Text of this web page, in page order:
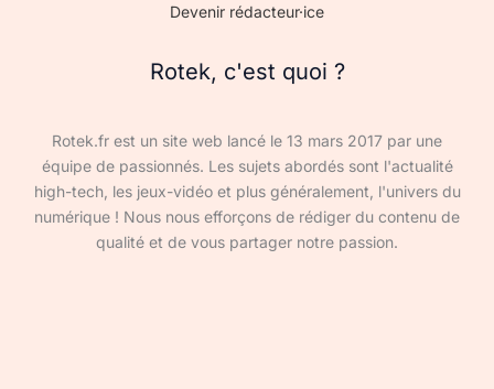
Devenir rédacteur·ice
Rotek, c'est quoi ?
Rotek.fr est un site web lancé le 13 mars 2017 par une
équipe de passionnés. Les sujets abordés sont l'actualité
high-tech, les jeux-vidéo et plus généralement, l'univers du
numérique ! Nous nous efforçons de rédiger du contenu de
qualité et de vous partager notre passion.